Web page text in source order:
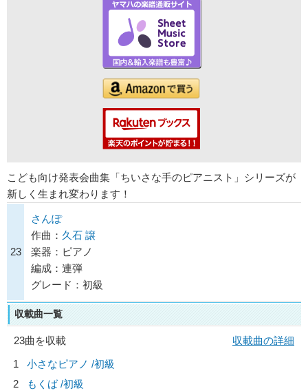
こども向け発表会曲集「ちいさな手のピアニスト」シリーズが
新しく生まれ変わります！
23
さんぽ
作曲： 久石 譲
楽器：ピアノ
編成：連弾
グレード：初級
収載曲一覧
23曲を収載
収載曲の詳細
1
小さなピアノ /初級
2
もくば /初級